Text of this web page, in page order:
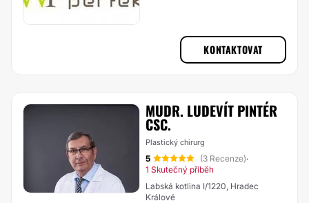
KONTAKTOVAT
MUDR. LUDEVÍT PINTÉR
CSC.
Plastický chirurg
5 (3 Recenze)·
1 Skutečný příběh
Labská kotlina I/1220, Hradec
Králové